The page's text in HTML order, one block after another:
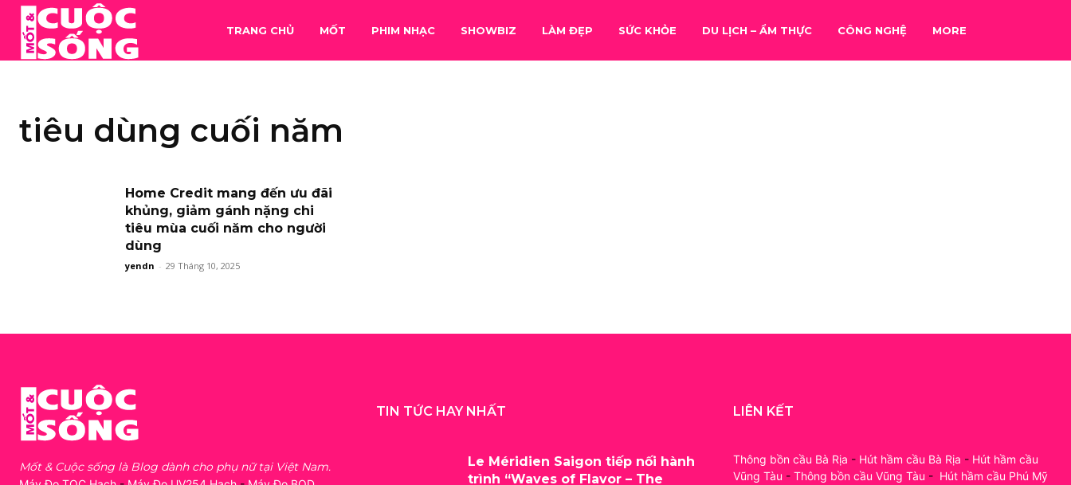
TRANG CHỦ MỐT PHIM NHẠC SHOWBIZ LÀM ĐẸP SỨC KHỎE DU LỊCH – ẨM THỰC CÔNG NGHỆ MORE
tiêu dùng cuối năm
Home Credit mang đến ưu đãi
khủng, giảm gánh nặng chi
tiêu mùa cuối năm cho người
dùng
yendn - 29 Tháng 10, 2025
Mốt & Cuộc sống là Blog dành cho phụ nữ tại Việt Nam.
TIN TỨC HAY NHẤT
Le Méridien Saigon tiếp nối hành
trình “Waves of Flavor – The
LIÊN KẾT
Thông bồn cầu Bà Rịa - Hút hầm cầu Bà Rịa - Hút hầm cầu
Vũng Tàu - Thông bồn cầu Vũng Tàu - Hút hầm cầu Phú Mỹ